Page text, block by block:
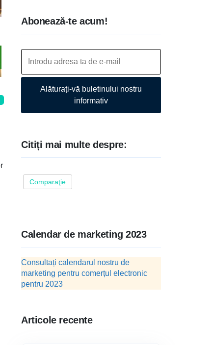
Abonează-te acum!
Alăturați-vă buletinului nostru
informativ
Citiți mai multe despre:
Comparaţie
Calendar de marketing 2023
Consultați calendarul nostru de
marketing pentru comerțul electronic
pentru 2023
Articole recente